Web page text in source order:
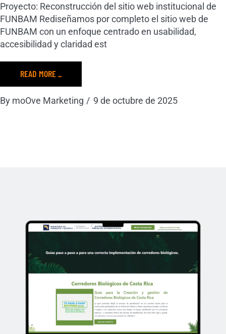
Proyecto: Reconstrucción del sitio web institucional de
FUNBAM Rediseñamos por completo el sitio web de
FUNBAM con un enfoque centrado en usabilidad,
accesibilidad y claridad est
READ MORE _
By moOve Marketing 9 de octubre de 2025